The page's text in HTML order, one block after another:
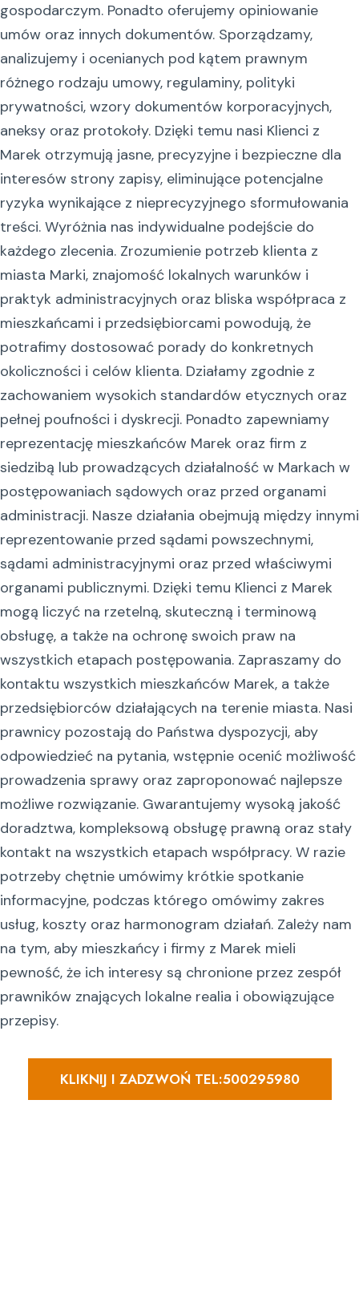
gospodarczym. Ponadto oferujemy opiniowanie
umów oraz innych dokumentów. Sporządzamy,
analizujemy i ocenianych pod kątem prawnym
różnego rodzaju umowy, regulaminy, polityki
prywatności, wzory dokumentów korporacyjnych,
aneksy oraz protokoły. Dzięki temu nasi Klienci z
Marek otrzymują jasne, precyzyjne i bezpieczne dla
interesów strony zapisy, eliminujące potencjalne
ryzyka wynikające z nieprecyzyjnego sformułowania
treści. Wyróżnia nas indywidualne podejście do
każdego zlecenia. Zrozumienie potrzeb klienta z
miasta Marki, znajomość lokalnych warunków i
praktyk administracyjnych oraz bliska współpraca z
mieszkańcami i przedsiębiorcami powodują, że
potrafimy dostosować porady do konkretnych
okoliczności i celów klienta. Działamy zgodnie z
zachowaniem wysokich standardów etycznych oraz
pełnej poufności i dyskrecji. Ponadto zapewniamy
reprezentację mieszkańców Marek oraz firm z
siedzibą lub prowadzących działalność w Markach w
postępowaniach sądowych oraz przed organami
administracji. Nasze działania obejmują między innymi
reprezentowanie przed sądami powszechnymi,
sądami administracyjnymi oraz przed właściwymi
organami publicznymi. Dzięki temu Klienci z Marek
mogą liczyć na rzetelną, skuteczną i terminową
obsługę, a także na ochronę swoich praw na
wszystkich etapach postępowania. Zapraszamy do
kontaktu wszystkich mieszkańców Marek, a także
przedsiębiorców działających na terenie miasta. Nasi
prawnicy pozostają do Państwa dyspozycji, aby
odpowiedzieć na pytania, wstępnie ocenić możliwość
prowadzenia sprawy oraz zaproponować najlepsze
możliwe rozwiązanie. Gwarantujemy wysoką jakość
doradztwa, kompleksową obsługę prawną oraz stały
kontakt na wszystkich etapach współpracy. W razie
potrzeby chętnie umówimy krótkie spotkanie
informacyjne, podczas którego omówimy zakres
usług, koszty oraz harmonogram działań. Zależy nam
na tym, aby mieszkańcy i firmy z Marek mieli
pewność, że ich interesy są chronione przez zespół
prawników znających lokalne realia i obowiązujące
przepisy.
KLIKNIJ I ZADZWOŃ TEL:500295980